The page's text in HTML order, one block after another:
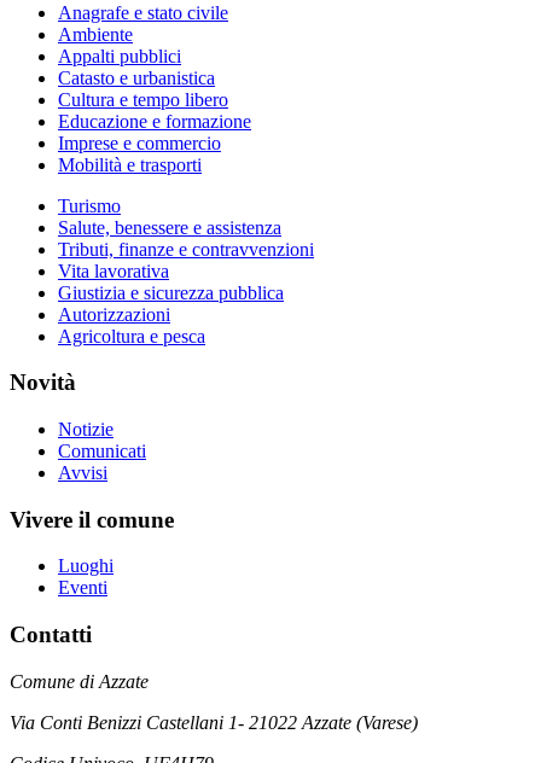
Anagrafe e stato civile
Ambiente
Appalti pubblici
Catasto e urbanistica
Cultura e tempo libero
Educazione e formazione
Imprese e commercio
Mobilità e trasporti
Turismo
Salute, benessere e assistenza
Tributi, finanze e contravvenzioni
Vita lavorativa
Giustizia e sicurezza pubblica
Autorizzazioni
Agricoltura e pesca
Novità
Notizie
Comunicati
Avvisi
Vivere il comune
Luoghi
Eventi
Contatti
Comune di Azzate
Via Conti Benizzi Castellani 1- 21022 Azzate (Varese)